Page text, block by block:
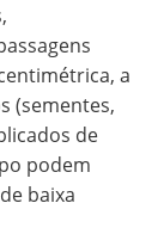
a
(sementes,
de
podem
baixa